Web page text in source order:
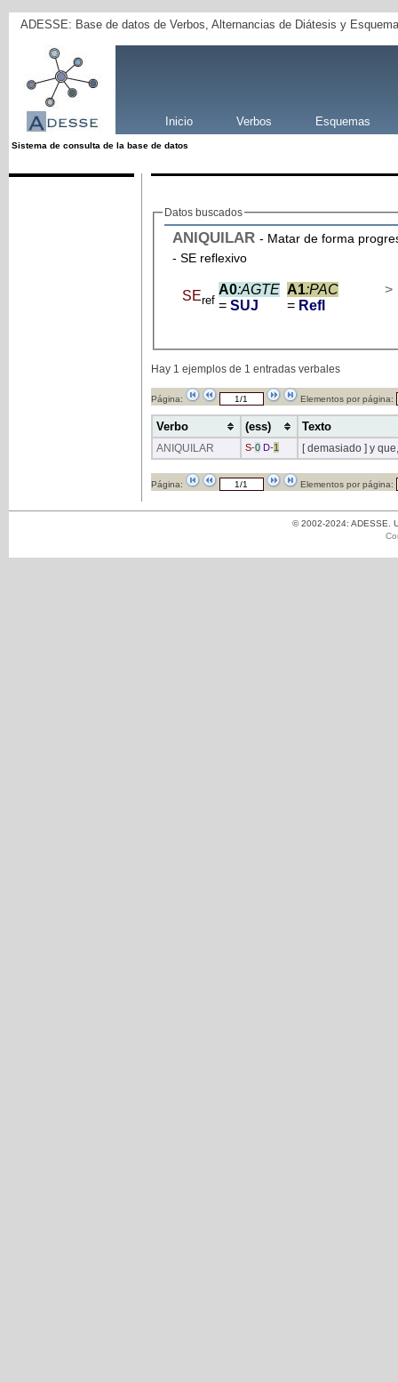
ADESSE: Base de datos de Verbos, Alternancias de Diátesis y
Inicio Verbos Esquemas
Sistema de consulta de la base de datos
Datos buscados
ANIQUILAR - Matar de forma
- SE reflexivo
SEref
A0:AGTE
= SUJ
A1:PAC
= Refl
>
Hay 1 ejemplos de 1 entradas verbales
Página: Elementos por página:
Verbo (ess) Texto
ANIQUILAR S-0 D-1 [ demasiado ] y
Página: Elementos por página:
© 2002-2024: ADESSE.